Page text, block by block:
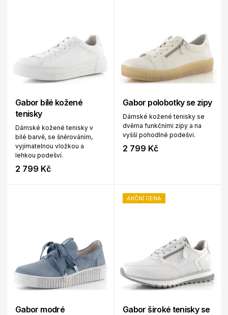
Gabor bílé kožené
tenisky
Dámské kožené tenisky v
bílé barvě, se šněrováním,
vyjímatelnou vložkou a
lehkou podešví.
2 799 Kč
Gabor polobotky se zipy
Dámské kožené tenisky se
dvěma funkčními zipy a na
vyšší pohodlné podešvi.
2 799 Kč
Gabor modré
AKČNÍ CENA
Gabor široké tenisky se